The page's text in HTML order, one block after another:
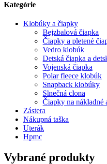
Kategórie
Klobúky a čiapky
Bejzbalová čiapka
Čiapky a pletené
Vedro klobúk
Detská čiapka a
Vojenská čiapka
Polar fleece klobúk
Snapback klobúky
Slnečná clona
Čiapky na nákladné
Zástera
Nákupná taška
Uterák
Hpmc
Vybrané produkty